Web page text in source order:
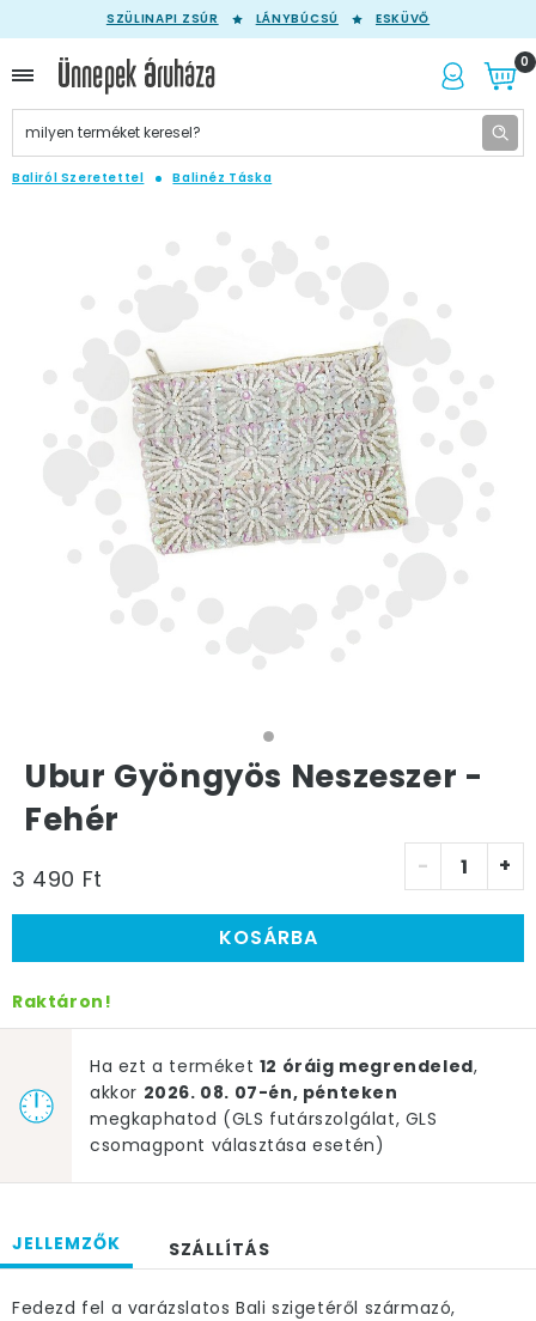
SZÜLINAPI ZSÚR LÁNYBÚCSÚ ESKÜVŐ
0
Baliról Szeretettel Balinéz Táska
Ubur Gyöngyös Neszeszer -
Fehér
3 490 Ft - +
KOSÁRBA
Raktáron!
Ha ezt a terméket 12 óráig megrendeled,
akkor 2026. 08. 07-én, pénteken
megkaphatod (GLS futárszolgálat, GLS
csomagpont választása esetén)
JELLEMZŐK SZÁLLÍTÁS
Fedezd fel a varázslatos Bali szigetéről származó,